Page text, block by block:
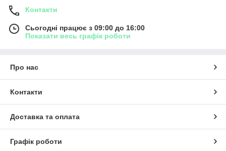
Контакти
Сьогодні працює з 09:00 до 16:00
Показати весь графік роботи
Про нас
Контакти
Доставка та оплата
Графік роботи